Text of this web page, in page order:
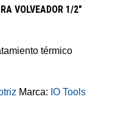
VOLVEADOR 1/2″
térmico
Marca: IO Tools